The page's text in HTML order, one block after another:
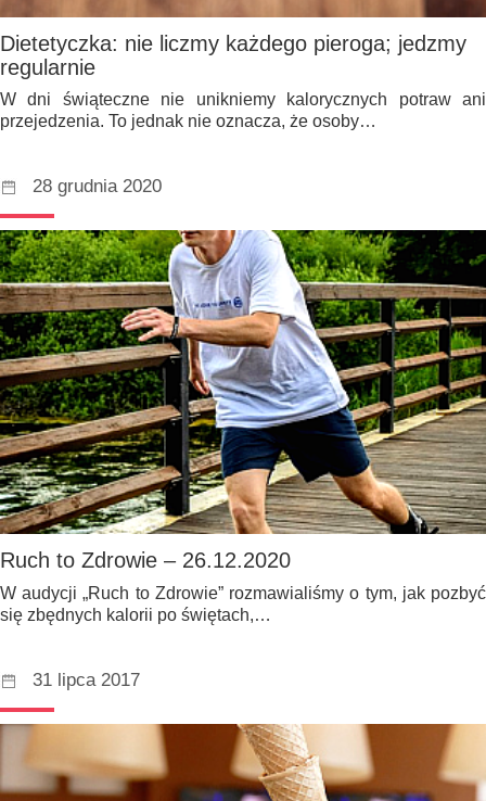
Dietetyczka: nie liczmy każdego pieroga; jedzmy
regularnie
W dni świąteczne nie unikniemy kalorycznych potraw ani
przejedzenia. To jednak nie oznacza, że osoby…
28 grudnia 2020
Ruch to Zdrowie – 26.12.2020
W audycji „Ruch to Zdrowie” rozmawialiśmy o tym, jak pozbyć
się zbędnych kalorii po świętach,…
31 lipca 2017